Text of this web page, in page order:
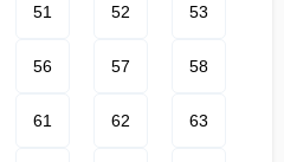
51 52 53
56 57 58
61 62 63